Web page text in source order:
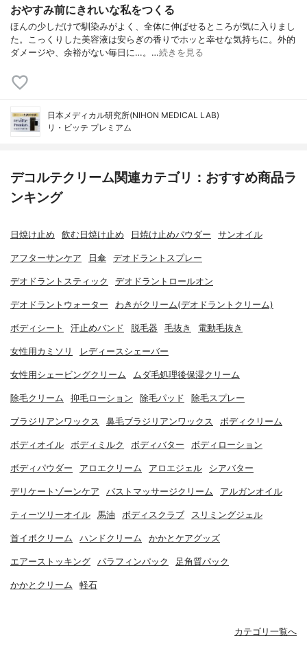
おやすみ前にきれいな私をつくる
ほんの少しだけで馴染みがよく、全体に伸ばせるところが気に入りまし
た。こっくりした美容液は安らぎの香りでホッと幸せな気持ちに。外的
ダメージや、余裕がない毎日に…。…続きを見る
日本メディカル研究所(NIHON MEDICAL LAB)
リ・ビッテ プレミアム
デコルテクリーム関連カテゴリ：おすすめ商品ラ
ンキング
日焼け止め 飲む日焼け止め 日焼け止めパウダー サンオイル
アフターサンケア 日傘 デオドラントスプレー
デオドラントスティック デオドラントロールオン
デオドラントウォーター わきがクリーム(デオドラントクリーム)
ボディシート 汗止めバンド 脱毛器 毛抜き 電動毛抜き
女性用カミソリ レディースシェーバー
女性用シェービングクリーム ムダ毛処理後保湿クリーム
除毛クリーム 抑毛ローション 除毛パッド 除毛スプレー
ブラジリアンワックス 鼻毛ブラジリアンワックス ボディクリーム
ボディオイル ボディミルク ボディバター ボディローション
ボディパウダー アロエクリーム アロエジェル シアバター
デリケートゾーンケア バストマッサージクリーム アルガンオイル
ティーツリーオイル 馬油 ボディスクラブ スリミングジェル
首イボクリーム ハンドクリーム かかとケアグッズ
エアーストッキング パラフィンパック 足角質パック
かかとクリーム 軽石
カテゴリ一覧へ